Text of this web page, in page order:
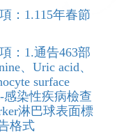
：1.115年春節
：1.通告463部
、Uric acid、
surface
感染性疾病檢查
淋巴球表面標
格式